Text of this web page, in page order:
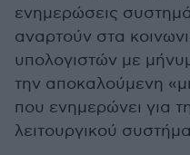
ενημερώσεις
αναρτούν στα
υπολογιστών με
την αποκαλούμενη
που ενημερώνει για
λειτουργικού